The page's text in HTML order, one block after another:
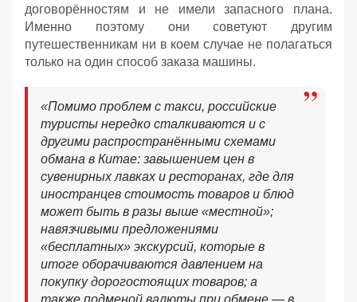
договорённостям и не имели запасного плана.
Именно поэтому они советуют другим
путешественникам ни в коем случае не полагаться
только на один способ заказа машины.
«Помимо проблем с такси, российские
туристы нередко сталкиваются и с
другими распространёнными схемами
обмана в Китае: завышением цен в
сувенирных лавках и ресторанах, где для
иностранцев стоимость товаров и блюд
может быть в разы выше «местной»;
навязчивыми предложениями
«бесплатных» экскурсий, которые в
итоге оборачиваются давлением на
покупку дорогостоящих товаров; а